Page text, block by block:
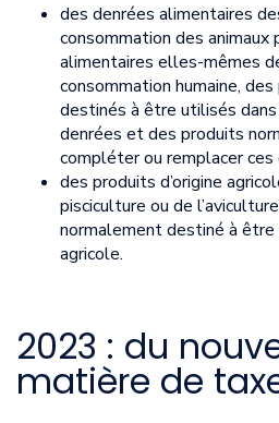
des denrées alimentaires
consommation des
alimentaires elles-mêmes
consommation humaine,
destinés à être utilisés
denrées et des produits
compléter ou remplacer ces
des produits d’origine
pisciculture ou de
normalement destiné à
agricole.
2023 : du
matière de